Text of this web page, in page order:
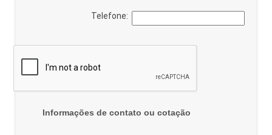
Telefone:
Informações de contato ou cotação